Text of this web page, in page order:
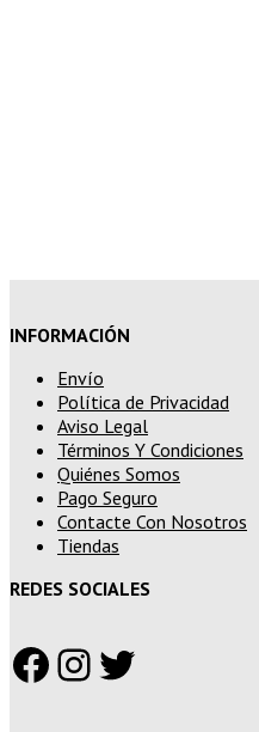
INFORMACIÓN
Envío
Política de Privacidad
Aviso Legal
Términos Y Condiciones
Quiénes Somos
Pago Seguro
Contacte Con Nosotros
Tiendas
REDES SOCIALES
Facebook
Instagram
Twitter